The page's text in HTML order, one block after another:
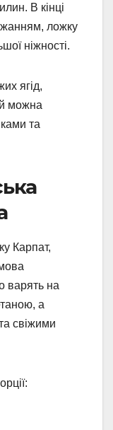
В кінці
ложку
ніжності.
ягід,
можна
та
Карпат,
варять на
а
свіжими